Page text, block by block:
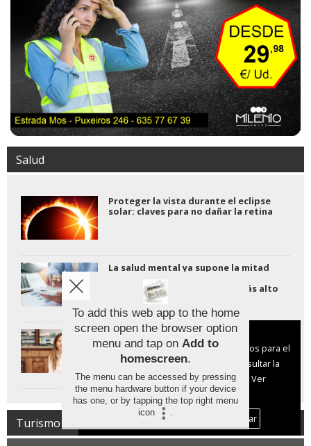
Salud
Proteger la vista durante el eclipse
solar: claves para no dañar la retina
La salud mental ya supone la mitad
absentismo alcanza su nivel más alto
jamás registrado.
El eclipse de agosto exige gafas
homologadas: las de sol
convencionales no son seguras para
observarlo
Turismo
Aviso sobre el Uso de cookies:
Utilizamos cookies nuestras y de terceros para el
funcionamiento del digital. Puedes consultar la
lista de cookies y como desconectarlas.
Ver
nuestra Política de Privacidad y Cookies
Aceptar Cookies
Personalizar
To add this web app to the home
screen open the browser option
menu and tap on Add to
homescreen.
The menu can be accessed by pressing
the menu hardware button if your device
has one, or by tapping the top right menu
icon
.